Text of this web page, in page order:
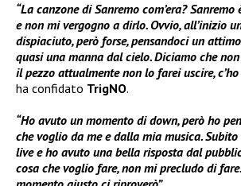
“La canzone di Sanremo com’era? Sanremo
e non mi vergogno a dirlo. Ovvio, all’inizio
dispiaciuto, però forse, pensandoci un
quasi una manna dal cielo. Diciamo che
il pezzo attualmente non lo farei uscire,
ha confidato TrigNO.
“Ho avuto un momento di down, però ho
che voglio da me e dalla mia musica.
live e ho avuto una bella risposta dal
cosa che voglio fare, non mi precludo di